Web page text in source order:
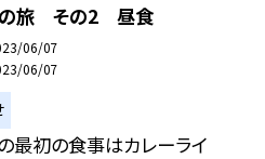
旅 その2 昼食
06/07
06/07
最初の食事はカレーライ